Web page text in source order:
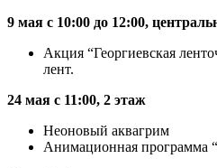
9 мая с 10:00 до 12:00,
Акция “Георгиевская
лент.
24 мая с 11:00, 2 этаж
Неоновый аквагрим
Анимационная программа